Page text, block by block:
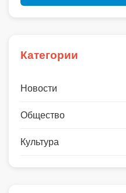
Категории
Новости
Общество
Культура